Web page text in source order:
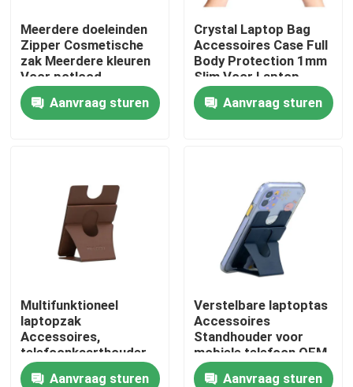
Thuis
Producten
Video's
Meerdere doeleinden
Zipper Cosmetische
zak Meerdere kleuren
Voor potlood
papierwerk
Aanvraag sturen
Crystal Laptop Bag
Accessoires Case Full
Body Protection 1mm
Slim Voor Laptop
Aanvraag sturen
Multifunktioneel
laptopzak
Accessoires,
telefoonkaarthouder
PU materiaal
Aanvraag sturen
Verstelbare laptoptas
Accessoires
Standhouder voor
mobiele telefoon OEM
ODM
Aanvraag sturen